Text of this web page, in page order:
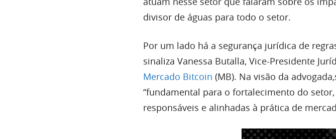
divisor de águas para todo o setor.
Por um lado há a segurança jurídica de
sinaliza Vanessa Butalla, Vice-Presidente
Mercado Bitcoin (MB). Na visão da
“fundamental para o fortalecimento do
responsáveis e alinhadas à prática de